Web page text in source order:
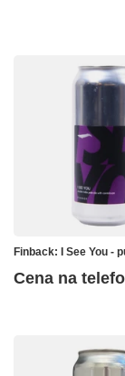
Finback: I See You -
Cena na